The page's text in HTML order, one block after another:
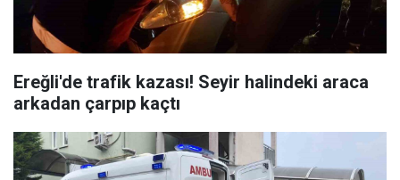
Ereğli'de trafik kazası! Seyir halindeki araca
arkadan çarpıp kaçtı